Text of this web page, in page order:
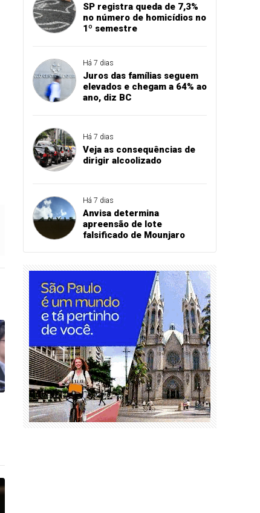
SP registra queda de 7,3%
no número de homicídios no
1º semestre
Há 7 dias
Juros das famílias seguem
elevados e chegam a 64% ao
ano, diz BC
Há 7 dias
Veja as consequências de
dirigir alcoolizado
Há 7 dias
Anvisa determina
apreensão de lote
falsificado de Mounjaro